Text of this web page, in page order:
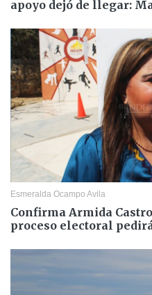
apoyo dejó de llegar:
Esmeralda Ocampo Avila
Confirma Armida
proceso electoral